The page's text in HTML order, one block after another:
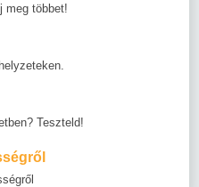
meg többet!
Teszteld!